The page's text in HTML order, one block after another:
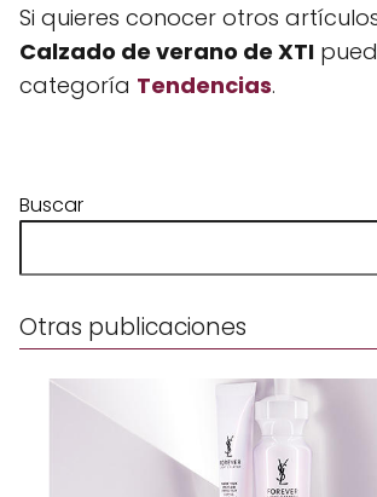
Si quieres conocer otros
Calzado de verano de XTI
categoría Tendencias.
Buscar
Otras publicaciones